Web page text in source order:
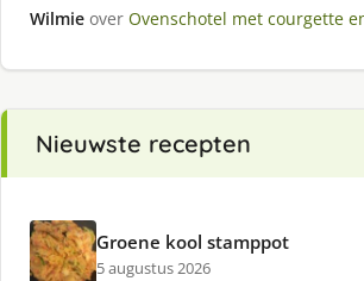
Wilmie over Ovenschotel met courgette
Nieuwste recepten
Groene kool stamppot
5 augustus 2026